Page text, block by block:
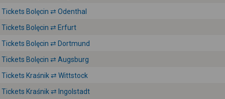
Tickets Bolęcin ⇄ Odenthal
Tickets Bolęcin ⇄ Erfurt
Tickets Bolęcin ⇄ Dortmund
Tickets Bolęcin ⇄ Augsburg
Tickets Kraśnik ⇄ Wittstock
Tickets Kraśnik ⇄ Ingolstadt